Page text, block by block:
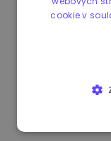
cookie v